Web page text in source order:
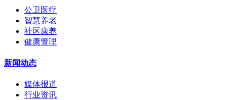
公卫医疗
智慧养老
社区康养
健康管理
新闻动态
媒体报道
行业资讯